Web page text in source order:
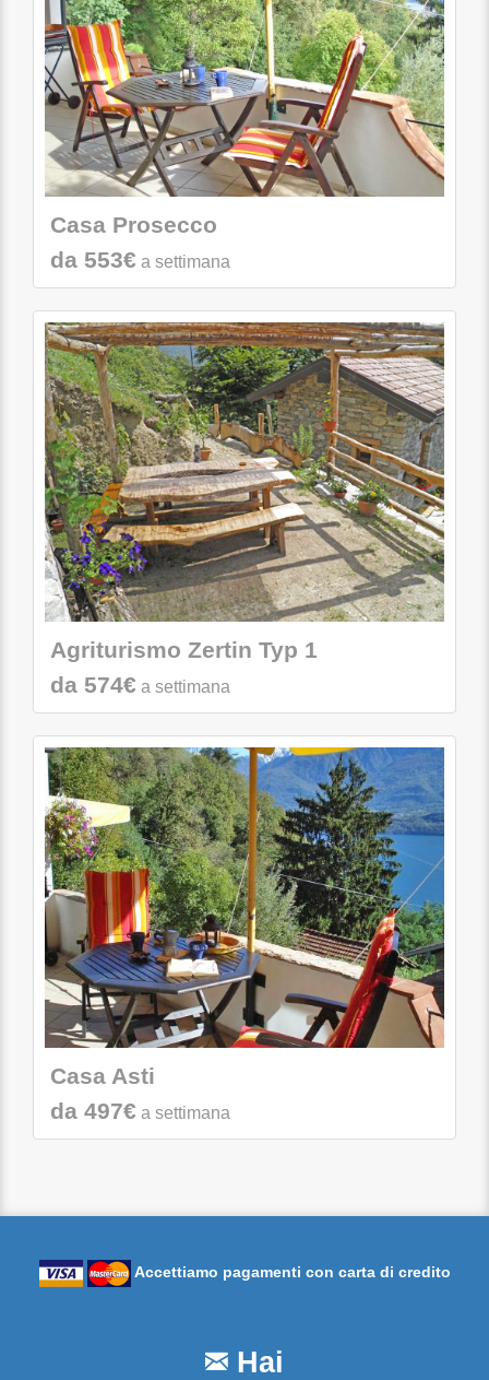
Casa Prosecco
da 553€ a settimana
Agriturismo Zertin Typ 1
da 574€ a settimana
Casa Asti
da 497€ a settimana
Accettiamo pagamenti con carta di credito
Hai